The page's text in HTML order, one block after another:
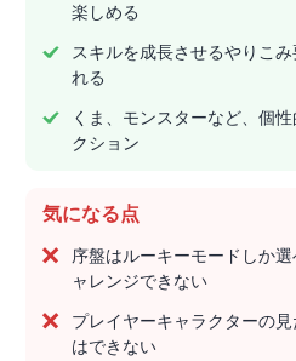
楽しめる
スキルを成長させるやりこ
れる
くま、モンスターなど、個
クション
気になる点
序盤はルーキーモードしか
ャレンジできない
プレイヤーキャラクターの
はできない